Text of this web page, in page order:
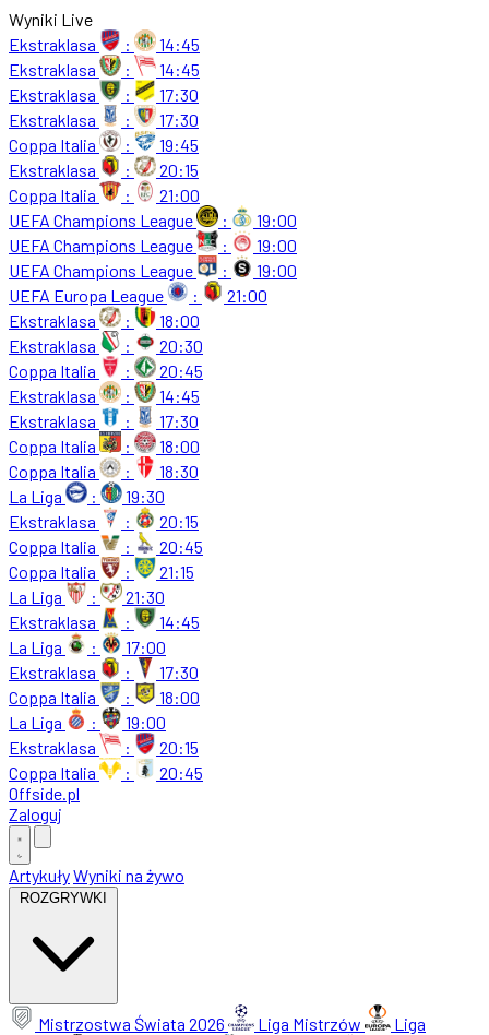
Wyniki Live
Ekstraklasa
:
14:45
Ekstraklasa
:
14:45
Ekstraklasa
:
17:30
Ekstraklasa
:
17:30
Coppa Italia
:
19:45
Ekstraklasa
:
20:15
Coppa Italia
:
21:00
UEFA Champions League
:
19:00
UEFA Champions League
:
19:00
UEFA Champions League
:
19:00
UEFA Europa League
:
21:00
Ekstraklasa
:
18:00
Ekstraklasa
:
20:30
Coppa Italia
:
20:45
Ekstraklasa
:
14:45
Ekstraklasa
:
17:30
Coppa Italia
:
18:00
Coppa Italia
:
18:30
La Liga
:
19:30
Ekstraklasa
:
20:15
Coppa Italia
:
20:45
Coppa Italia
:
21:15
La Liga
:
21:30
Ekstraklasa
:
14:45
La Liga
:
17:00
Ekstraklasa
:
17:30
Coppa Italia
:
18:00
La Liga
:
19:00
Ekstraklasa
:
20:15
Coppa Italia
:
20:45
Offside.pl
Zaloguj
ArtykułyWyniki na żywo
ROZGRYWKI
Mistrzostwa Świata 2026 Liga Mistrzów
Liga